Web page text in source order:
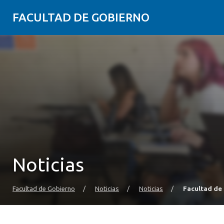
FACULTAD DE GOBIERNO
Noticias
Facultad de Gobierno / Noticias / Noticias / Facultad de